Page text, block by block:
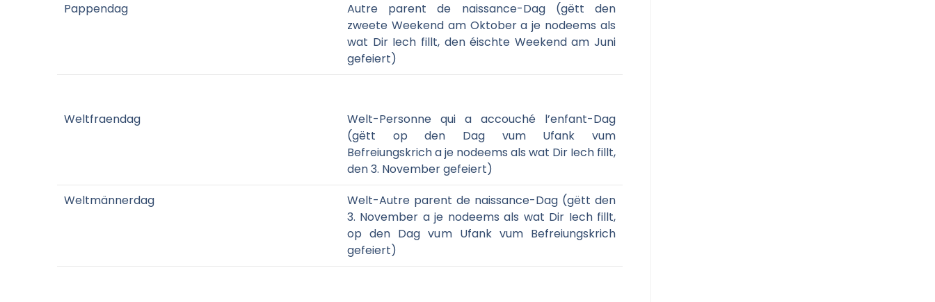
Pappendag
Autre parent de naissance-Dag (gëtt den
zweete Weekend am Oktober a je nodeems als
wat Dir Iech fillt, den éischte Weekend am Juni
gefeiert)
Weltfraendag
Welt-Personne qui a accouché l’enfant-Dag
(gëtt op den Dag vum Ufank vum
Befreiungskrich a je nodeems als wat Dir Iech fillt,
den 3. November gefeiert)
Weltmännerdag
Welt-Autre parent de naissance-Dag (gëtt den
3. November a je nodeems als wat Dir Iech fillt,
op den Dag vum Ufank vum Befreiungskrich
gefeiert)